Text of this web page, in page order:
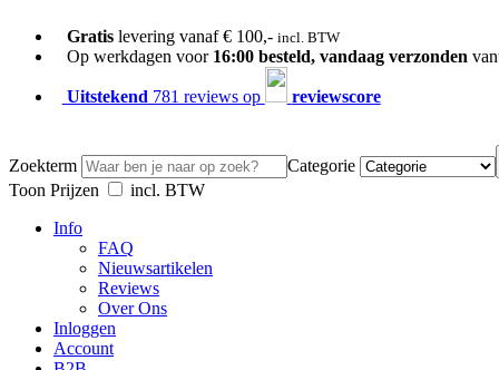
Gratislevering vanaf € 100,- incl. BTW
Op werkdagen voor 16:00 besteld, vandaag verzonden
Uitstekend 781 reviews op reviewscore
Zoekterm
Categorie
Toon Prijzen
incl. BTW
Info
FAQ
Nieuwsartikelen
Reviews
Over Ons
Inloggen
Account